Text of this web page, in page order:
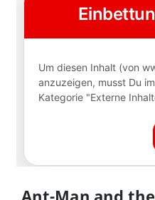
Ant-Man and